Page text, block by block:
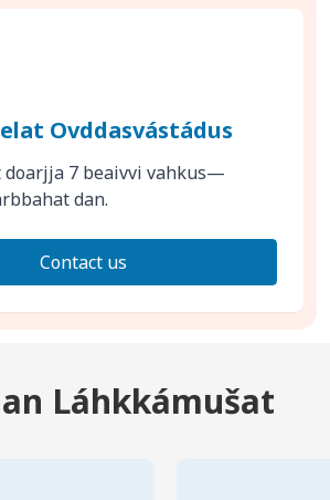
Ovddasvástádus
doarjja 7 beaivvi vahkus—
dan.
Contact us
Láhkkámušat